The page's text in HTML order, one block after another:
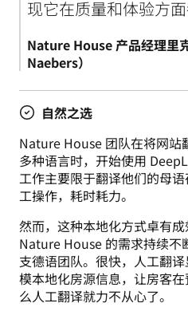
Nature House 产品经理里
Naebers）
自然之选
Nature House 团队在将网站
多种语言时，开始使用
工作主要限于翻译他们的母
工操作，耗时耗力。
然而，这种本地化方式卓有
Nature House 的需求持续不
支德语团队。很快，人工翻
模本地化房源信息，让房客
么人工翻译就力不从心了。